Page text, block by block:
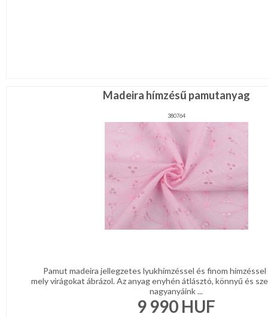
Madeira hímzésű pamutanyag
380764
Pamut madeira jellegzetes lyukhímzéssel és finom
mely virágokat ábrázol. Az anyag enyhén átlásztó, könnyű és
nagyanyáink ...
9 990 HUF